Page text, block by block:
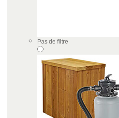
Pas de filtre